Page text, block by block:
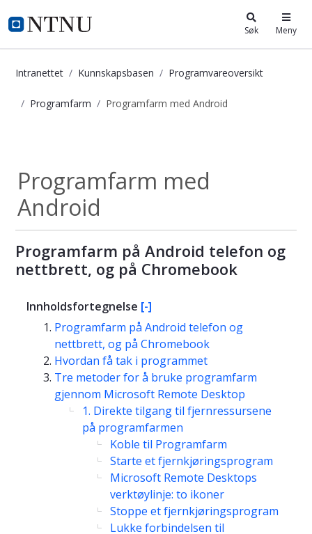
i.ntnu.no Søk Meny
Intranettet Kunnskapsbasen Programvareoversikt
Programfarm Programfarm med Android
Programfarm med
Android
Programfarm på Android telefon og
nettbrett, og på Chromebook
Innholdsfortegnelse [-]
Programfarm på Android telefon og
nettbrett, og på Chromebook
Hvordan få tak i programmet
Tre metoder for å bruke programfarm
gjennom Microsoft Remote Desktop
1. Direkte tilgang til fjernressursene
på programfarmen
Koble til Programfarm
Starte et fjernkjøringsprogram
Microsoft Remote Desktops
verktøylinje: to ikoner
Stoppe et fjernkjøringsprogram
Lukke forbindelsen til